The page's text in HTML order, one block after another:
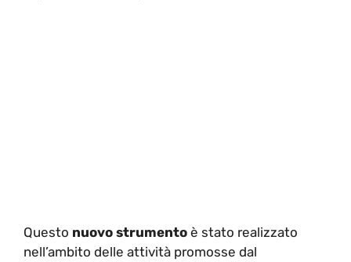
Questo nuovo strumento è stato realizzato
nell’ambito delle attività promosse dal